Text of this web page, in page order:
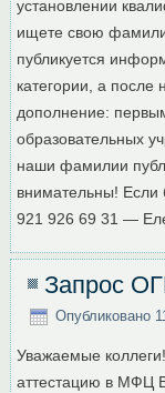
установлении
ищете свою
публикуется
категории, а
дополнение:
образовательных
наши фамилии
внимательны! Если
921 926 69 31 —
Запрос
Опубликовано
Уважаемые
аттестацию в МФЦ